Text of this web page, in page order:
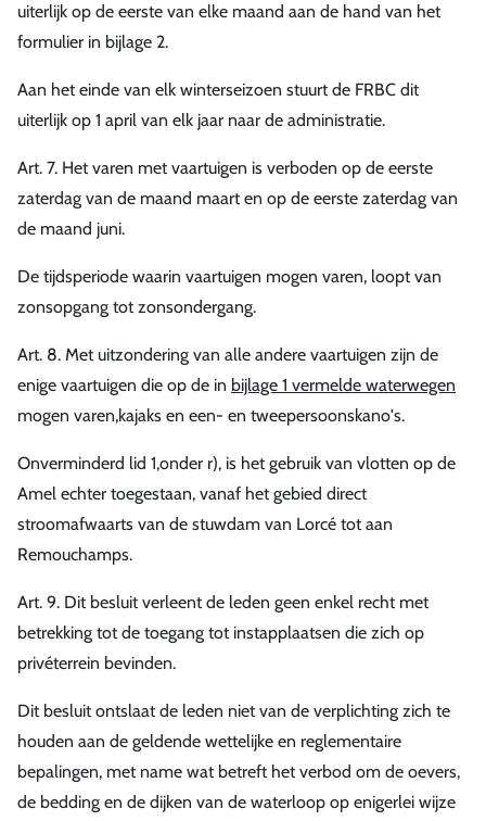
uiterlijk op de eerste van elke maand aan de hand van het
formulier in bijlage 2.
Aan het einde van elk winterseizoen stuurt de FRBC dit
uiterlijk op 1 april van elk jaar naar de administratie.
Art. 7. Het varen met vaartuigen is verboden op de eerste
zaterdag van de maand maart en op de eerste zaterdag van
de maand juni.
De tijdsperiode waarin vaartuigen mogen varen, loopt van
zonsopgang tot zonsondergang.
Art. 8. Met uitzondering van alle andere vaartuigen zijn de
enige vaartuigen die op de in bijlage 1 vermelde waterwegen
mogen varen,kajaks en een- en tweepersoonskano's.
Onverminderd lid 1,onder r), is het gebruik van vlotten op de
Amel echter toegestaan, vanaf het gebied direct
stroomafwaarts van de stuwdam van Lorcé tot aan
Remouchamps.
Art. 9. Dit besluit verleent de leden geen enkel recht met
betrekking tot de toegang tot instapplaatsen die zich op
privéterrein bevinden.
Dit besluit ontslaat de leden niet van de verplichting zich te
houden aan de geldende wettelijke en reglementaire
bepalingen, met name wat betreft het verbod om de oevers,
de bedding en de dijken van de waterloop op enigerlei wijze